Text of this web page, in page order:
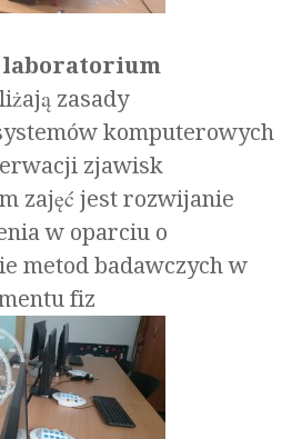
laboratorium
zasady
komputerowych
zjawisk
zajęć jest rozwijanie
w oparciu o
metod badawczych w
fiz